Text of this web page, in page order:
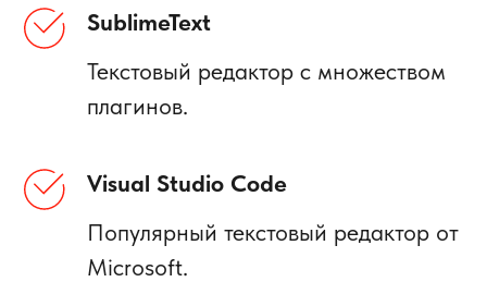
SublimeText
Текстовый редактор с множеством
плагинов.
Visual Studio Code
Популярный текстовый редактор от
Microsoft.